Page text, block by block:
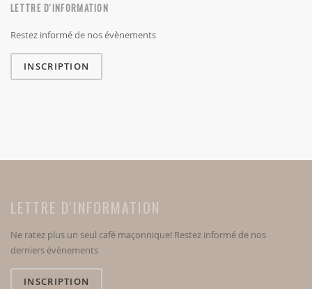
LETTRE D'INFORMATION
Restez informé de nos évènements
INSCRIPTION
LETTRE D'INFORMATION
Ne ratez plus un seul café maçonnique! Restez informé de nos
derniers évènements
INSCRIPTION